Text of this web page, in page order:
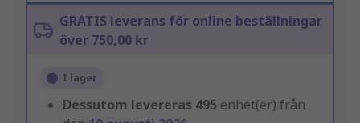
GRATIS leverans för online beställningar
över 750,00 kr
I lager
Dessutom levereras 495 enhet(er) från